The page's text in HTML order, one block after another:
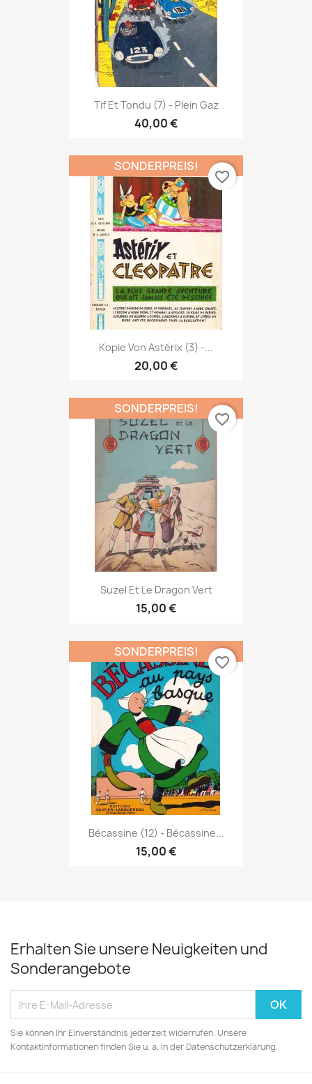
Tif Et Tondu (7) - Plein Gaz
40,00 €
Kopie Von Astérix (3) -...
20,00 €
SONDERPREIS!
favorite_border
Suzel Et Le Dragon Vert
15,00 €
SONDERPREIS!
favorite_border
Bécassine (12) - Bécassine...
15,00 €
SONDERPREIS!
favorite_border
Erhalten Sie unsere Neuigkeiten und
Sonderangebote
Sie können Ihr Einverständnis jederzeit widerrufen. Unsere
Kontaktinformationen finden Sie u. a. in der Datenschutzerklärung.